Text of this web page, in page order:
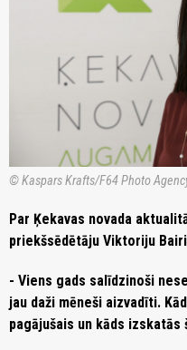
© Kaspars Krafts/F64 Photo
Par Ķekavas novada
priekšsēdētāju Viktoriju
- Viens gads salīdzinoši
jau daži mēneši aizvadīti.
pagājušais un kāds izskatās